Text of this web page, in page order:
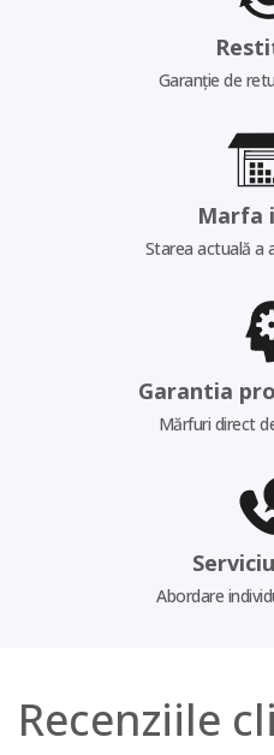
Garanție de
Marfa
Starea actuală a
Garantia
Mărfuri direct
Abordare
Recenziile